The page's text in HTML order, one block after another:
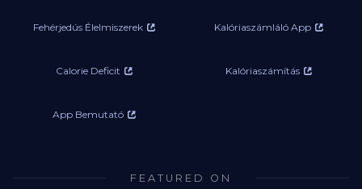
Fehérjedús Élelmiszerek Kalóriaszámláló App
Calorie Deficit Kalóriaszámítás
App Bemutató
FEATURED ON